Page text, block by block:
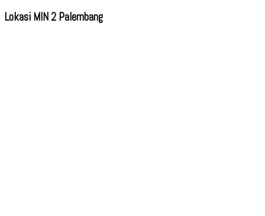
Lokasi MIN 2 Palembang